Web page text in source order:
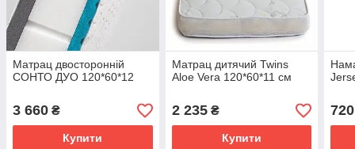
Матрац двосторонній
СОНТО ДУО 120*60*12
3 660 ₴
Купити
Матрац дитячий Twins
Aloe Vera 120*60*11 см
2 235₴
Купити
720